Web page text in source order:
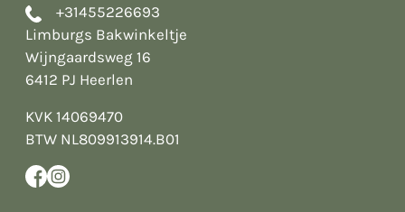
+31455226693
Limburgs Bakwinkeltje
Wijngaardsweg 16
6412 PJ Heerlen
KVK 14069470
BTW NL809913914.B01